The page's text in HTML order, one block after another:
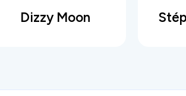
Dizzy Moon